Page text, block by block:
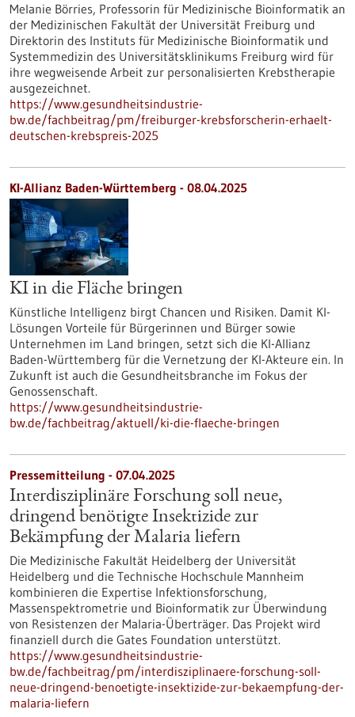
Melanie Börries, Professorin für Medizinische Bioinformatik an
der Medizinischen Fakultät der Universität Freiburg und
Direktorin des Instituts für Medizinische Bioinformatik und
Systemmedizin des Universitätsklinikums Freiburg wird für
ihre wegweisende Arbeit zur personalisierten Krebstherapie
ausgezeichnet.
https://www.gesundheitsindustrie-
bw.de/fachbeitrag/pm/freiburger-krebsforscherin-erhaelt-
deutschen-krebspreis-2025
KI-Allianz Baden-Württemberg - 08.04.2025
KI in die Fläche bringen
Künstliche Intelligenz birgt Chancen und Risiken. Damit KI-
Lösungen Vorteile für Bürgerinnen und Bürger sowie
Unternehmen im Land bringen, setzt sich die KI-Allianz
Baden-Württemberg für die Vernetzung der KI-Akteure ein. In
Zukunft ist auch die Gesundheitsbranche im Fokus der
Genossenschaft.
https://www.gesundheitsindustrie-
bw.de/fachbeitrag/aktuell/ki-die-flaeche-bringen
Pressemitteilung - 07.04.2025
Interdisziplinäre Forschung soll neue,
dringend benötigte Insektizide zur
Bekämpfung der Malaria liefern
Die Medizinische Fakultät Heidelberg der Universität
Heidelberg und die Technische Hochschule Mannheim
kombinieren die Expertise Infektionsforschung,
Massenspektrometrie und Bioinformatik zur Überwindung
von Resistenzen der Malaria-Überträger. Das Projekt wird
finanziell durch die Gates Foundation unterstützt.
https://www.gesundheitsindustrie-
bw.de/fachbeitrag/pm/interdisziplinaere-forschung-soll-
neue-dringend-benoetigte-insektizide-zur-bekaempfung-der-
malaria-liefern